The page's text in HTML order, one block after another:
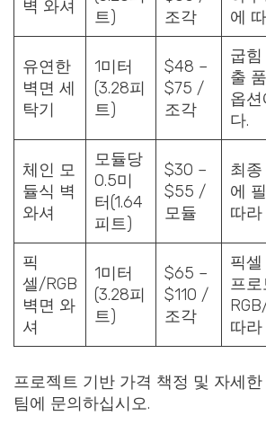
벽 와셔
트)
조각
에
유연한
벽면 세
탁기
1미터
(3.28피
트)
$48 –
$75 /
조각
굽
출
옵
다.
체인 모
듈식 벽
와셔
모듈당
0.5미
터(1.64
피트)
$30 –
$55 /
모듈
최
에
따
픽
셀/RGB
벽면 와
셔
1미터
(3.28피
트)
$65 –
$110 /
조각
픽
프
따
프로젝트 기반 가격 책정 및 자세
팀에 문의하십시오.